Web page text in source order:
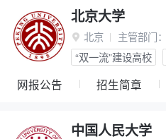
北京大学
 北京 主管部门：
“双一流”建设高校
网报公告 招生简章
中国人民大学